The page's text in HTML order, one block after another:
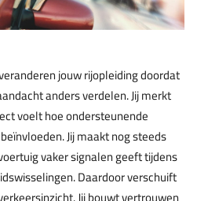
jouw rijopleiding doordat
anders verdelen. Jij merkt
voelt hoe ondersteunende
Jij maakt nog steeds
vaker signalen geeft tijdens
Daardoor verschuift